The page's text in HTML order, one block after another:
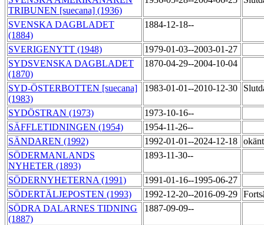
TRIBUNEN [suecana] (1936)
SVENSKA DAGBLADET
(1884)
1884-12-18--
SVERIGENYTT (1948)
1979-01-03--2003-01-27
SYDSVENSKA DAGBLADET
(1870)
1870-04-29--2004-10-04
SYD-ÖSTERBOTTEN [suecana]
(1983)
1983-01-01--2010-12-30
SYDÖSTRAN (1973)
1973-10-16--
SÄFFLETIDNINGEN (1954)
1954-11-26--
SÄNDAREN (1992)
1992-01-01--2024-12-18
SÖDERMANLANDS
NYHETER (1893)
1893-11-30--
SÖDERNYHETERNA (1991)
1991-01-16--1995-06-27
SÖDERTÄLJEPOSTEN (1993)
1992-12-20--2016-09-29
SÖDRA DALARNES TIDNING
(1887)
1887-09-09--